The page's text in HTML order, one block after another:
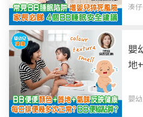
湊
嬰
地
嬰